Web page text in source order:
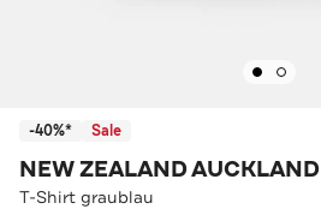
-40%* Sale
NEW ZEALAND AUCKLAND
T-Shirt graublau